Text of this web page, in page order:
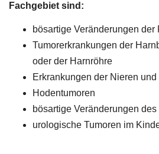
Fachgebiet sind:
bösartige Veränderungen der
Tumorerkrankungen der
oder der Harnröhre
Erkrankungen der Nieren
Hodentumoren
bösartige Veränderungen
urologische Tumoren im